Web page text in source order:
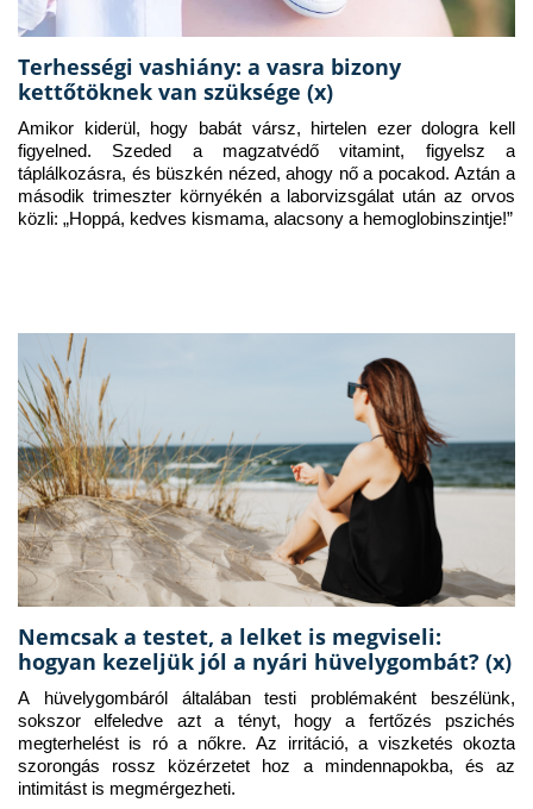
Terhességi vashiány: a vasra bizony
kettőtöknek van szüksége (x)
Amikor kiderül, hogy babát vársz, hirtelen ezer dologra kell
figyelned. Szeded a magzatvédő vitamint, figyelsz a
táplálkozásra, és büszkén nézed, ahogy nő a pocakod. Aztán a
második trimeszter környékén a laborvizsgálat után az orvos
közli: „Hoppá, kedves kismama, alacsony a hemoglobinszintje!”
Nemcsak a testet, a lelket is megviseli:
hogyan kezeljük jól a nyári hüvelygombát? (x)
A hüvelygombáról általában testi problémaként beszélünk,
sokszor elfeledve azt a tényt, hogy a fertőzés pszichés
megterhelést is ró a nőkre. Az irritáció, a viszketés okozta
szorongás rossz közérzetet hoz a mindennapokba, és az
intimitást is megmérgezheti.